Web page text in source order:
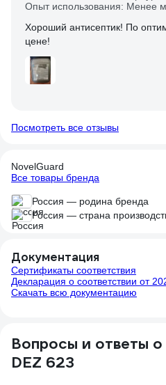
Опыт использования: Менее
Хороший антисептик! По
цене!
Посмотреть все отзывы
NovelGuard
Все товары бренда
Россия — родина бренда
Россия — страна
Документация
Сертификаты соответствия
Декларация о соответствии от
Скачать всю документацию
Вопросы и ответы
DEZ 623